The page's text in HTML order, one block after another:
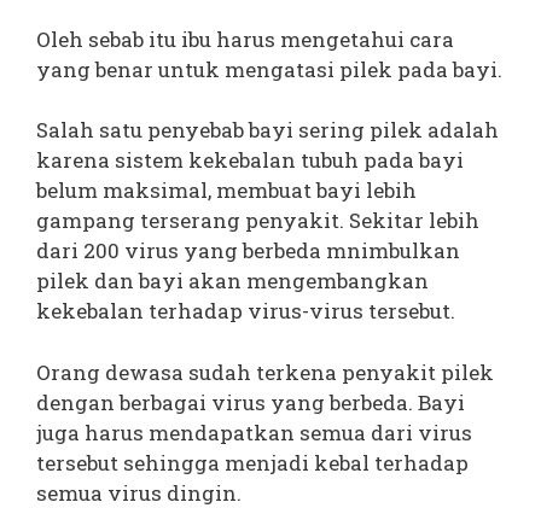
Oleh sebab itu ibu harus mengetahui cara
yang benar untuk mengatasi pilek pada bayi.
Salah satu penyebab bayi sering pilek adalah
karena sistem kekebalan tubuh pada bayi
belum maksimal, membuat bayi lebih
gampang terserang penyakit. Sekitar lebih
dari 200 virus yang berbeda mnimbulkan
pilek dan bayi akan mengembangkan
kekebalan terhadap virus-virus tersebut.
Orang dewasa sudah terkena penyakit pilek
dengan berbagai virus yang berbeda. Bayi
juga harus mendapatkan semua dari virus
tersebut sehingga menjadi kebal terhadap
semua virus dingin.